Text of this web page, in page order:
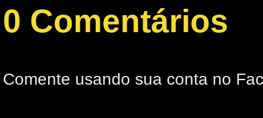
0 Comentários
Comente usando sua conta no